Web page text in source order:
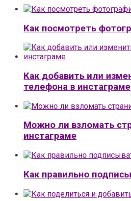
Как посмотреть
Как добавить или
телефона в инстаграме
Можно ли взломать
инстаграме
Как правильно